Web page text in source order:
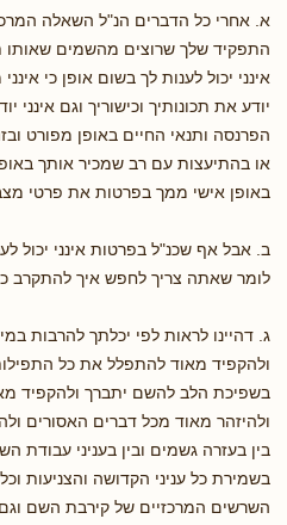
א. אחרי כל הדברים הנ"ל השאלה
התפקיד שלך שרוצים מהשמים
אינני יכול לענות לך בשום אופן כי
יודע את תכונותיך וכישוריך וגם
הפרנסה ותנאי החיים באופן מפורט
או בהתיעצות עם רב שמכיר אותך
באופן אישי ממך בפרטות את פרטי
ב. אבל אף שכנ"ל בפרטות אינני יכול
לומר שאתה צריך לחפש איך להתקרב
ג. דהיינו לראות לפי יכלתך להרבות
ולהקפיד מאוד להתפלל את כל
בשפיכת הלב להשם יתברך ולהקפיד
ולהיזהר מאוד מכל דברים האסורים
בין בעזרה גשמים ובין בעניני עבודת
בשמירת כל עניני הקדושה והצניעות
השרשים המרכזיים של קירבת השם